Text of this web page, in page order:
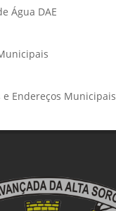
Água DAE
e Endereços Municipais